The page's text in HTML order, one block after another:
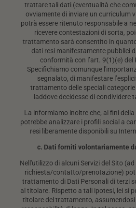
trattare tali dati (eventualità che
ovviamente di inviare un curriculum
potrà essere ritenuto responsabile a
ricevere contestazioni di sorta,
trattamento sarà consentito in
dati resi manifestamente pubblici
conformità con l’art. 9(1)(e) del
Specifichiamo comunque
segnalato, di manifestare
trattamento delle speciali categorie
laddove decidesse di condividere
La informiamo inoltre che, ai fini
potrebbe analizzare i profili social a
resi liberamente disponibili su
c. Dati forniti volontariamente
Nell'utilizzo di alcuni Servizi del Sito
richiesta/contatto/prenotazione)
trattamento di Dati Personali di terzi
al titolare. Rispetto a tali ipotesi, lei si
titolare del trattamento,